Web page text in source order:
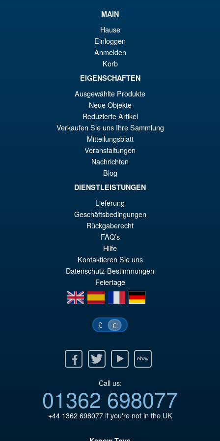
S.H.Figuarts Isao Shinomiya
Kaiju No.8 Action Figure
IN DEN WARENKORB
S.H.Figuarts Rei Ayanami
Neon Genesis Evangelion
Action Figure ( Reissue )
VORBESTELLUNGEN
MAIN
Hause
Einloggen
Anmelden
Korb
EIGENSCHAFTEN
Ausgewählte Produkte
Neue Objekte
Reduzierte Artikel
Verkaufen Sie uns Ihre Sammlung
Mitteilungsblatt
Veranstaltungen
Nachrichten
Blog
DIENSTLEISTUNGEN
Lieferung
Geschäftsbedingungen
Rückgaberecht
FAQ’s
Hilfe
Kontaktieren Sie uns
Datenschutz-Bestimmungen
Feiertage
en
es fr de
£ €
Twitter Youtube Ebay
Call us:
01362 698077
+44 1362 698077if you're not in the UK